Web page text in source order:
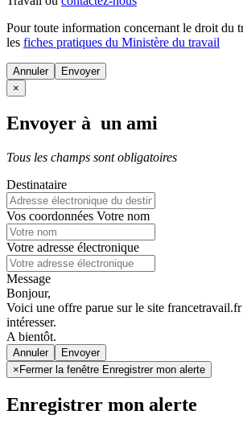
Pour toute information concernant le droit du
les fiches pratiques du Ministère du travail
Annuler
×
Envoyer à un ami
Tous les champs sont obligatoires
Destinataire
Vos coordonnées Votre nom
Votre adresse électronique
Message
Bonjour,
Voici une offre parue sur le site
intéresser.
A bientôt.
Annuler
× Fermer la fenêtre Enregistrer mon alerte
Enregistrer mon alerte